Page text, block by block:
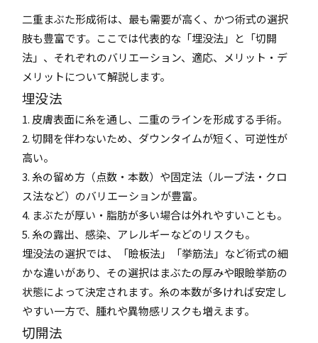
二重まぶた形成術は、最も需要が高く、かつ術式の選択
肢も豊富です。ここでは代表的な「埋没法」と「切開
法」、それぞれのバリエーション、適応、メリット・デ
メリットについて解説します。
埋没法
1. 皮膚表面に糸を通し、二重のラインを形成する手術。
2. 切開を伴わないため、ダウンタイムが短く、可逆性が
高い。
3. 糸の留め方（点数・本数）や固定法（ループ法・クロ
ス法など）のバリエーションが豊富。
4. まぶたが厚い・脂肪が多い場合は外れやすいことも。
5. 糸の露出、感染、アレルギーなどのリスクも。
埋没法の選択では、「瞼板法」「挙筋法」など術式の細
かな違いがあり、その選択はまぶたの厚みや眼瞼挙筋の
状態によって決定されます。糸の本数が多ければ安定し
やすい一方で、腫れや異物感リスクも増えます。
切開法